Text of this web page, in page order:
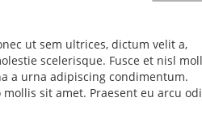
ut sem ultrices, dictum velit a,
scelerisque. Fusce et nisl
a urna adipiscing condimentum.
sit amet. Praesent eu arcu